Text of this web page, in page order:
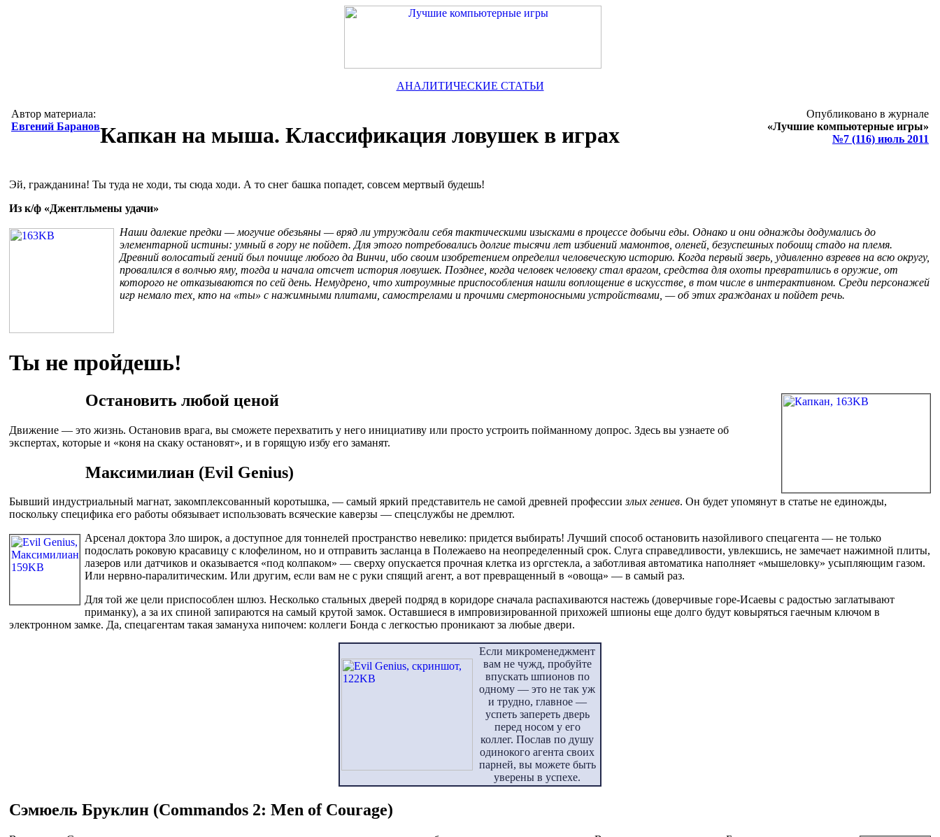
АНАЛИТИЧЕСКИЕ СТАТЬИ
Автор материала:
Евгений Баранов
Опубликовано в журнале
«Лучшие компьютерные игры»
№7 (116) июль 2011
Капкан на мыша. Классификация ловушек в играх
Эй, гражданина! Ты туда не ходи, ты сюда ходи. А то снег башка попадет, совсем мертвый будешь!
Из к/ф «Джентльмены удачи»
Наши далекие предки — могучие обезьяны — вряд ли утруждали себя тактическими изысками в процессе добычи еды. Однако и они однажды додумались до
элементарной истины: умный в гору не пойдет. Для этого потребовались долгие тысячи лет избиений мамонтов, оленей, безуспешных побоищ стадо на племя.
Древний волосатый гений был почище любого да Винчи, ибо своим изобретением определил человеческую историю. Когда первый зверь, удивленно взревев на всю округу,
провалился в волчью яму, тогда и начала отсчет история ловушек. Позднее, когда человек человеку стал врагом, средства для охоты превратились в оружие, от
которого не отказываются по сей день. Немудрено, что хитроумные приспособления нашли воплощение в искусстве, в том числе в интерактивном. Среди персонажей
игр немало тех, кто на «ты» с нажимными плитами, самострелами и прочими смертоносными устройствами, — об этих гражданах и пойдет речь.
Ты не пройдешь!
Остановить любой ценой
Движение — это жизнь. Остановив врага, вы сможете перехватить у него инициативу или просто устроить пойманному допрос. Здесь вы узнаете об
экспертах, которые и «коня на скаку остановят», и в горящую избу его заманят.
Максимилиан (Evil Genius)
Бывший индустриальный магнат, закомплексованный коротышка, — самый яркий представитель не самой древней профессиизлых гениев. Он будет упомянут в статье не единожды,
поскольку специфика его работы обязывает использовать всяческие каверзы — спецслужбы не дремлют.
Арсенал доктора Зло широк, а доступное для тоннелей пространство невелико: придется выбирать! Лучший способ остановить назойливого спецагента — не только
подослать роковую красавицу с клофелином, но и отправить засланца в Полежаево на неопределенный срок. Слуга справедливости, увлекшись, не замечает нажимной плиты,
лазеров или датчиков и оказывается «под колпаком» — сверху опускается прочная клетка из оргстекла, а заботливая автоматика наполняет «мышеловку» усыпляющим газом.
Или нервно-паралитическим. Или другим, если вам не с руки спящий агент, а вот превращенный в «овоща» — в самый раз.
Для той же цели приспособлен шлюз. Несколько стальных дверей подряд в коридоре сначала распахиваются настежь (доверчивые горе-Исаевы с радостью заглатывают
приманку), а за их спиной запираются на самый крутой замок. Оставшиеся в импровизированной прихожей шпионы еще долго будут ковыряться гаечным ключом в
электронном замке. Да, спецагентам такая замануха нипочем: коллеги Бонда с легкостью проникают за любые двери.
Если микроменеджмент
вам не чужд, пробуйте
впускать шпионов по
одному — это не так уж
и трудно, главное —
успеть запереть дверь
перед носом у его
коллег. Послав по душу
одинокого агента своих
парней, вы можете быть
уверены в успехе.
Сэмюель Бруклин (Commandos 2: Men of Courage)